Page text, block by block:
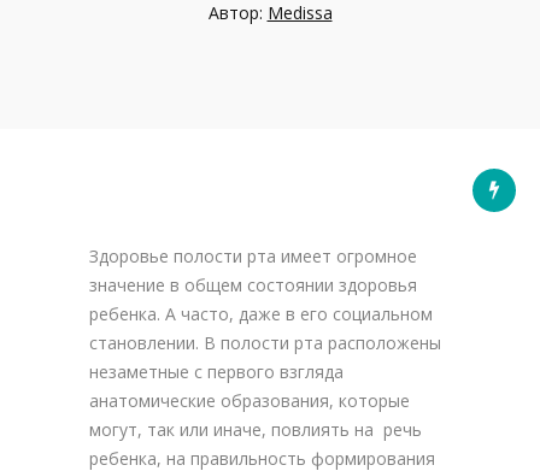
Автор: Medissa
Здоровье полости рта имеет огромное
значение в общем состоянии здоровья
ребенка. А часто, даже в его социальном
становлении. В полости рта расположены
незаметные с первого взгляда
анатомические образования, которые
могут, так или иначе, повлиять на речь
ребенка, на правильность формирования